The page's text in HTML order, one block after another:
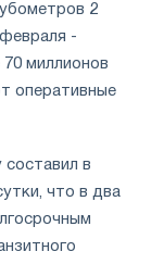
2
-
миллионов
оперативные
составил в
что в два